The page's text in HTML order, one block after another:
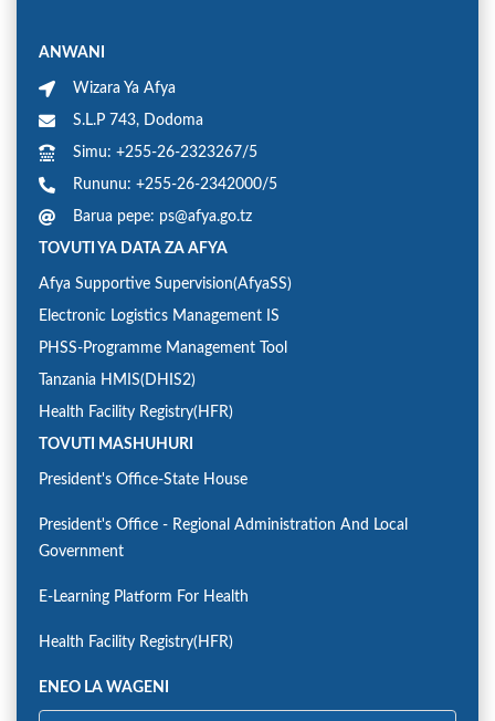
ANWANI
Wizara Ya Afya
S.L.P 743, Dodoma
Simu: +255-26-2323267/5
Rununu: +255-26-2342000/5
Barua pepe: ps@afya.go.tz
TOVUTI YA DATA ZA AFYA
Afya Supportive Supervision(AfyaSS)
Electronic Logistics Management IS
PHSS-Programme Management Tool
Tanzania HMIS(DHIS2)
Health Facility Registry(HFR)
TOVUTI MASHUHURI
President's Office-State House
President's Office - Regional Administration And Local
Government
E-Learning Platform For Health
Health Facility Registry(HFR)
ENEO LA WAGENI